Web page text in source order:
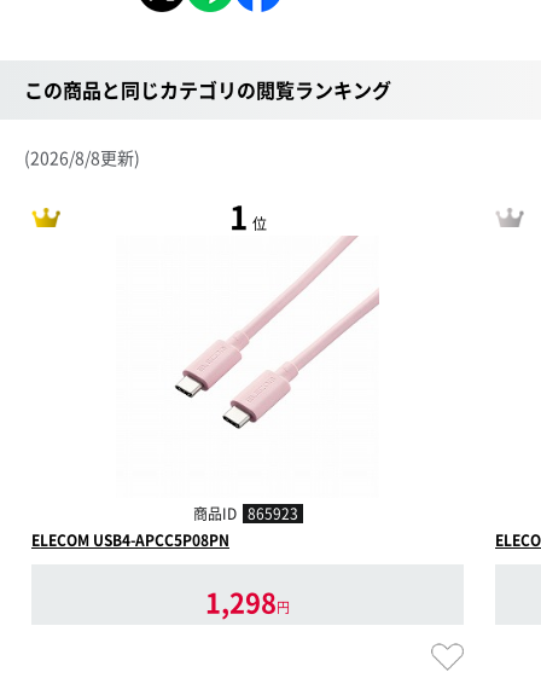
この商品と同じカテゴリの閲覧ランキング
(2026/8/8更新)
1 位
商品ID 865923
ELECOM USB4-APCC5P08PN
1,298円